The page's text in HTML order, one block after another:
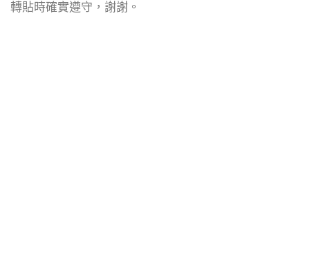
轉貼時確實遵守，謝謝。